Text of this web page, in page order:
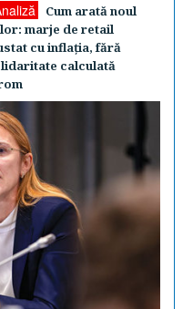
Cum arată noul
marje de retail
cu inflaţia, fără
calculată